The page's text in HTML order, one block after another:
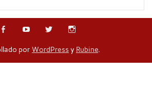
por WordPressy Rubine.